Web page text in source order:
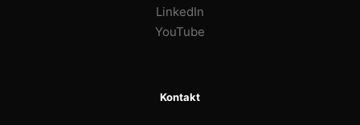
LinkedIn
YouTube
Kontakt